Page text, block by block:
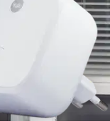
Yale Doorman L3 on
huoli avaimista,
avaamiseen
Lukossa
että lähestyt
L3 -älylukon
puolestasi.
itse. Ehdit